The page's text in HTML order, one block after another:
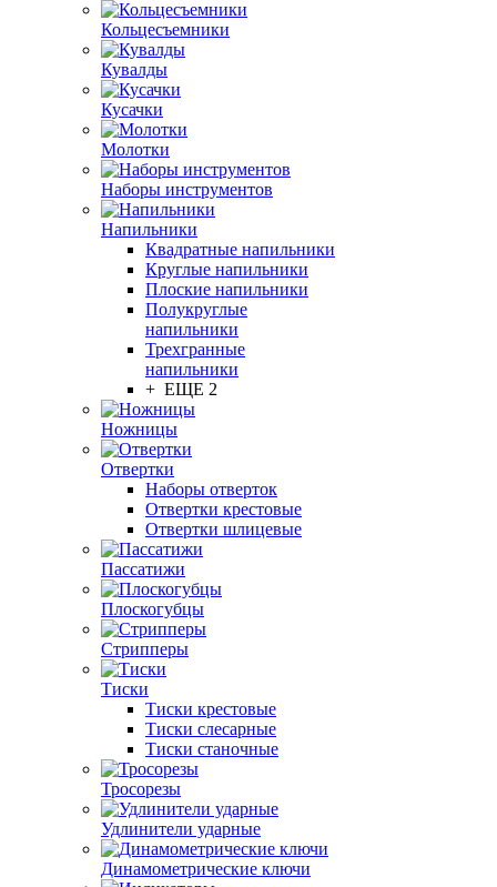
Кольцесъемники
Кувалды
Кусачки
Молотки
Наборы инструментов
Напильники
Квадратные напильники
Круглые напильники
Плоские напильники
Полукруглые
напильники
Трехгранные
напильники
+ ЕЩЕ 2
Ножницы
Отвертки
Наборы отверток
Отвертки крестовые
Отвертки шлицевые
Пассатижи
Плоскогубцы
Стрипперы
Тиски
Тиски крестовые
Тиски слесарные
Тиски станочные
Тросорезы
Удлинители ударные
Динамометрические ключи